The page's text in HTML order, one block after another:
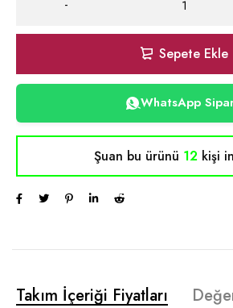
Sepete Ekle
WhatsApp
Şuan bu ürünü 12 kişi
Takım İçeriği Fiyatları